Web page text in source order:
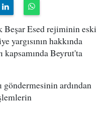
Esed rejiminin eski
yargısının hakkında
kapsamında Beyrut'ta
göndermesinin ardından